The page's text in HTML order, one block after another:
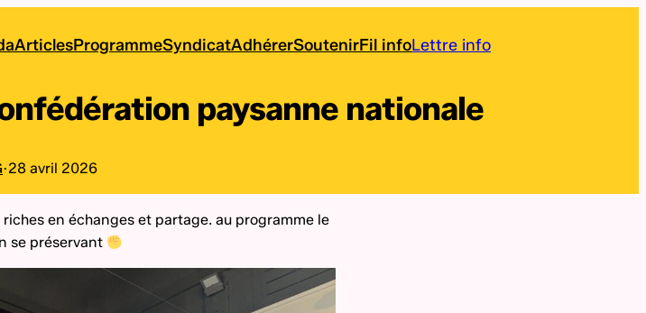
ArticlesProgrammeSyndicatAdhérerSoutenirFil infoLettre info
paysanne nationale
·28 avril 2026
en échanges et partage. au programme le
se préservant